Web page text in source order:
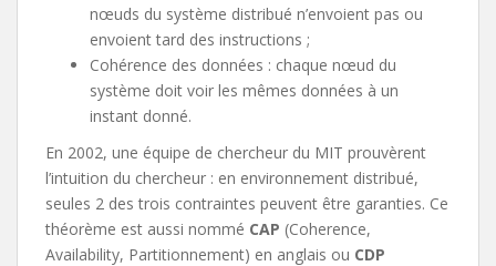
nœuds du système distribué n’envoient pas ou
envoient tard des instructions ;
Cohérence des données : chaque nœud du
système doit voir les mêmes données à un
instant donné.
En 2002, une équipe de chercheur du MIT prouvèrent
l’intuition du chercheur : en environnement distribué,
seules 2 des trois contraintes peuvent être garanties. Ce
théorème est aussi nommé CAP (Coherence,
Availability, Partitionnement) en anglais ou CDP